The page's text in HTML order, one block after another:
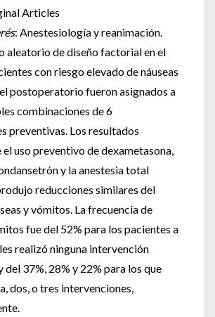
Articles
: Anestesiología y reanimación.
aleatorio de diseño factorial en el
con riesgo elevado de náuseas
postoperatorio fueron asignados a
combinaciones de 6
preventivas. Los resultados
el uso preventivo de dexametasona,
y la anestesia total
reducciones similares del
y vómitos. La frecuencia de
fue del 52% para los pacientes a
realizó ninguna intervención
del 37%, 28% y 22% para los que
dos, o tres intervenciones,